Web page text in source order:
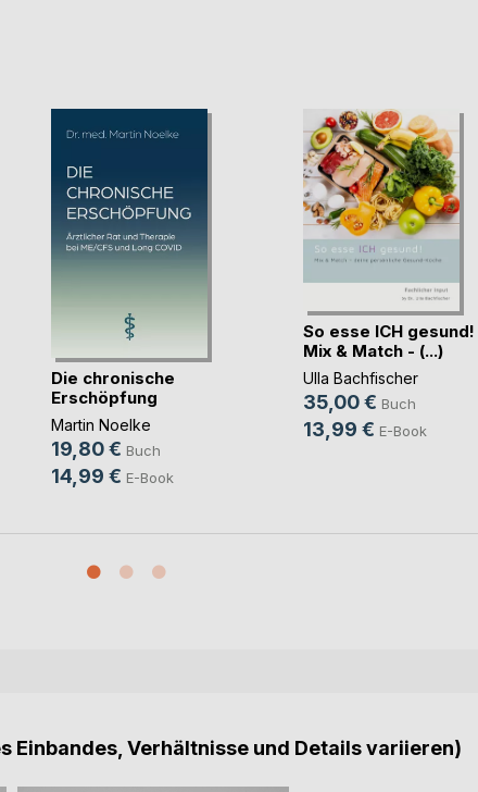
Die chronische
Erschöpfung
Martin Noelke
19,80 € Buch
14,99 € E-Book
So esse ICH gesund!
Mix & Match - (...)
Ulla Bachfischer
35,00 € Buch
13,99 € E-Book
Einbandes, Verhältnisse und Details variieren)